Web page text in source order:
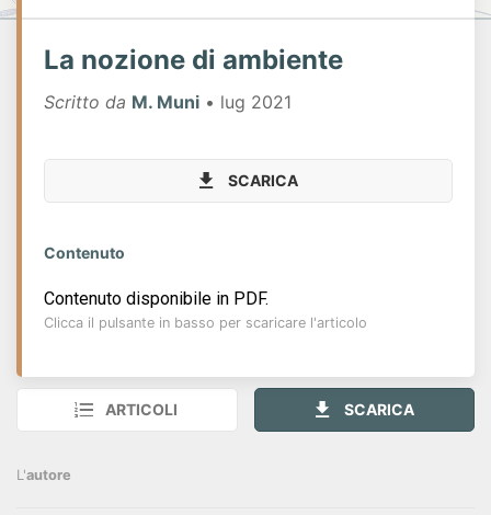
La nozione di ambiente
Scritto da M. Muni • lug 2021
SCARICA
Contenuto
Contenuto disponibile in PDF.
Clicca il pulsante in basso per scaricare l'articolo
ARTICOLI SCARICA
L'autore